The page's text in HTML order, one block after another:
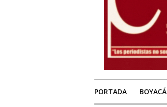
PORTADA BOYACÁ